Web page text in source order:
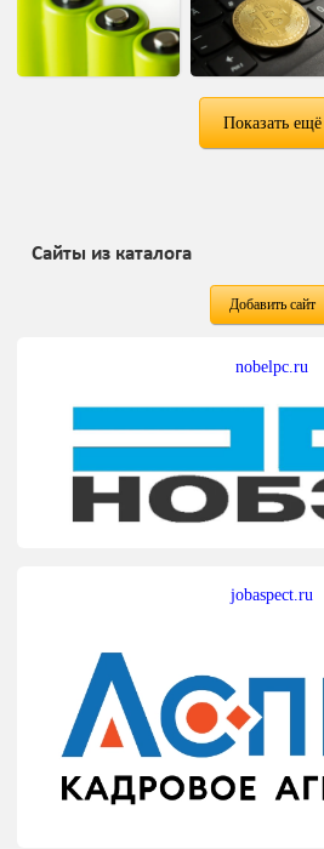
Показать ещё
Сайты из каталога
Добавить сайт
nobelpc.ru
jobaspect.ru